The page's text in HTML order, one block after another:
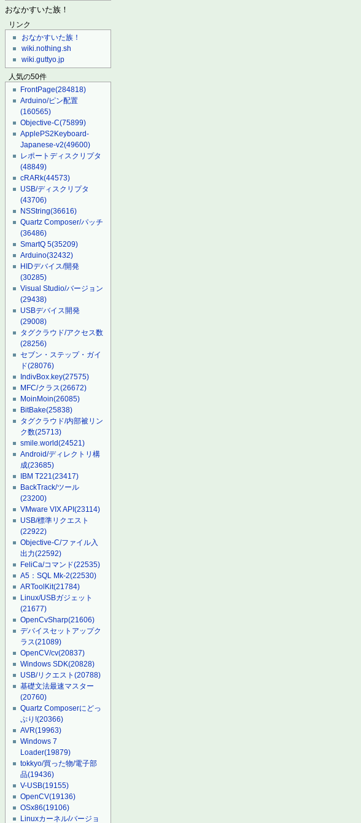
おなかすいた族！
リンク
おなかすいた族！
wiki.nothing.sh
wiki.guttyo.jp
人気の50件
FrontPage(284818)
Arduino/ピン配置
(160565)
Objective-C(75899)
ApplePS2Keyboard-
Japanese-v2(49600)
レポートディスクリプタ
(48849)
cRARk(44573)
USB/ディスクリプタ
(43706)
NSString(36616)
Quartz Composer/パッチ
(36486)
SmartQ 5(35209)
Arduino(32432)
HIDデバイス/開発
(30285)
Visual Studio/バージョン
(29438)
USBデバイス開発
(29008)
タグクラウド/アクセス数
(28256)
セブン・ステップ・ガイ
ド(28076)
IndivBox.key(27575)
MFC/クラス(26672)
MoinMoin(26085)
BitBake(25838)
タグクラウド/内部被リン
ク数(25713)
smile.world(24521)
Android/ディレクトリ構
成(23685)
IBM T221(23417)
BackTrack/ツール
(23200)
VMware VIX API(23114)
USB/標準リクエスト
(22922)
Objective-C/ファイル入
出力(22592)
FeliCa/コマンド(22535)
A5：SQL Mk-2(22530)
ARToolKit(21784)
Linux/USBガジェット
(21677)
OpenCvSharp(21606)
デバイスセットアップク
ラス(21089)
OpenCV/cv(20837)
Windows SDK(20828)
USB/リクエスト(20788)
基礎文法最速マスター
(20760)
Quartz Composerにどっ
ぷり!(20366)
AVR(19963)
Windows 7
Loader(19879)
tokkyo/買った物/電子部
品(19436)
V-USB(19155)
OpenCV(19136)
OSx86(19106)
Linuxカーネル/バージョ